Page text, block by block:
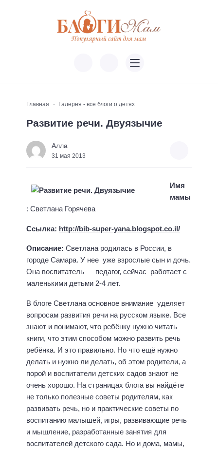
Главная Галерея - все блоги о детях
Развитие речи. Двуязычие
Алла
31 мая 2013
Имя
мамы
: Светлана Горячева
Ссылка: http://bib-super-yana.blogspot.co.il/
Описание: Светлана родилась в России, в
городе Самара. У нее уже взрослые сын и дочь.
Она воспитатель — педагог, сейчас работает с
маленькими детьми 2-4 лет.
В блоге Светлана основное внимание уделяет
вопросам развития речи на русском языке. Все
знают и понимают, что ребёнку нужно читать
книги, что этим способом можно развить речь
ребёнка. И это правильно. Но что ещё нужно
делать и нужно ли делать, об этом родители, а
порой и воспитатели детских садов знают не
очень хорошо. На страницах блога вы найдёте
не только полезные советы родителям, как
развивать речь, но и практические советы по
воспитанию малышей, игры, развивающие речь
и мышление, разработанные занятия для
воспитателей детского сада. Но и дома, мамы,